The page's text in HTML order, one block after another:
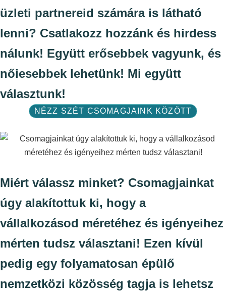
üzleti partnereid számára is látható
lenni? Csatlakozz hozzánk és hirdess
nálunk! Együtt erősebbek vagyunk, és
nőiesebbek lehetünk! Mi együtt
választunk!
NÉZZ SZÉT CSOMAGJAINK KÖZÖTT
Miért válassz minket? Csomagjainkat
úgy alakítottuk ki, hogy a
vállalkozásod méretéhez és igényeihez
mérten tudsz választani! Ezen kívül
pedig egy folyamatosan épülő
nemzetközi közösség tagja is lehetsz